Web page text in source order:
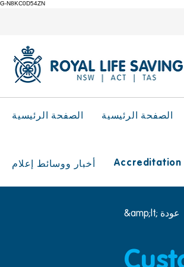
G-N8KC0D54ZN
الصفحة الرئيسية الصفحة الرئيسية
أخبار ووسائط إعلام Accreditation
&amp;lt; عودة